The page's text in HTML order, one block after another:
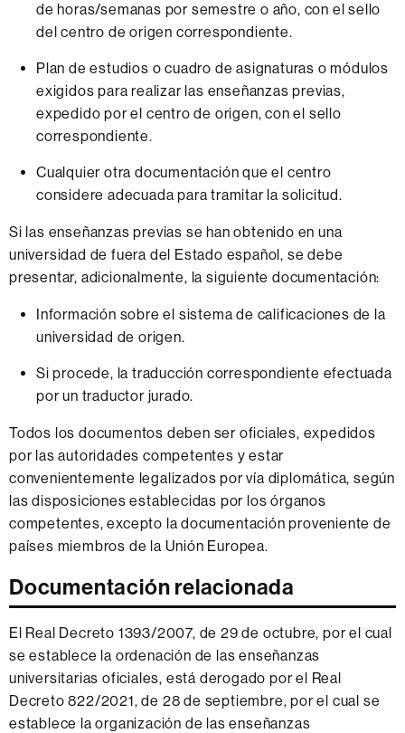
de horas/semanas por semestre o año, con el sello
del centro de origen correspondiente.
Plan de estudios o cuadro de asignaturas o módulos
exigidos para realizar las enseñanzas previas,
expedido por el centro de origen, con el sello
correspondiente.
Cualquier otra documentación que el centro
considere adecuada para tramitar la solicitud.
Si las enseñanzas previas se han obtenido en una
universidad de fuera del Estado español, se debe
presentar, adicionalmente, la siguiente documentación:
Información sobre el sistema de calificaciones de la
universidad de origen.
Si procede, la traducción correspondiente efectuada
por un traductor jurado.
Todos los documentos deben ser oficiales, expedidos
por las autoridades competentes y estar
convenientemente legalizados por vía diplomática, según
las disposiciones establecidas por los órganos
competentes, excepto la documentación proveniente de
países miembros de la Unión Europea.
Documentación relacionada
El Real Decreto 1393/2007, de 29 de octubre, por el cual
se establece la ordenación de las enseñanzas
universitarias oficiales, está derogado por el Real
Decreto 822/2021, de 28 de septiembre, por el cual se
establece la organización de las enseñanzas